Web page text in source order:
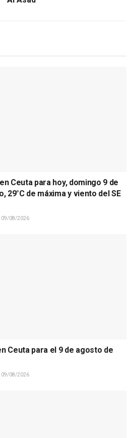
Ceuta para hoy, domingo 9 de
29°C de máxima y viento del SE
09/08/2026
Ceuta para el 9 de agosto de
09/08/2026